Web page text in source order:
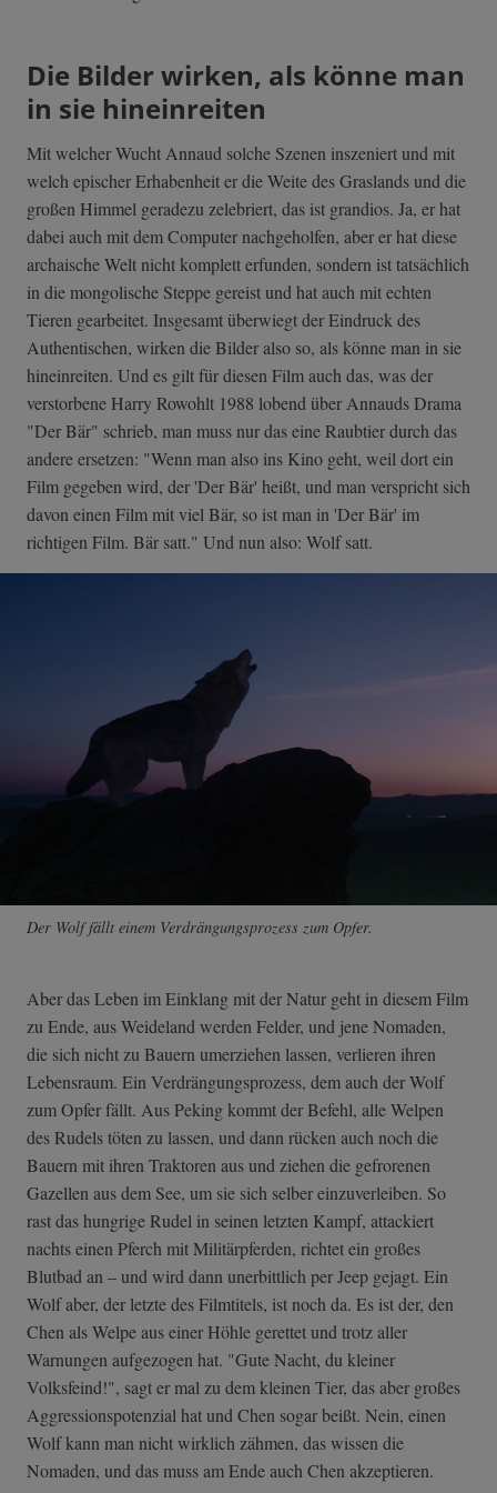
Die Bilder wirken, als könne man
in sie hineinreiten
Mit welcher Wucht Annaud solche Szenen inszeniert und mit
welch epischer Erhabenheit er die Weite des Graslands und die
großen Himmel geradezu zelebriert, das ist grandios. Ja, er hat
dabei auch mit dem Computer nachgeholfen, aber er hat diese
archaische Welt nicht komplett erfunden, sondern ist tatsächlich
in die mongolische Steppe gereist und hat auch mit echten
Tieren gearbeitet. Insgesamt überwiegt der Eindruck des
Authentischen, wirken die Bilder also so, als könne man in sie
hineinreiten. Und es gilt für diesen Film auch das, was der
verstorbene Harry Rowohlt 1988 lobend über Annauds Drama
"Der Bär" schrieb, man muss nur das eine Raubtier durch das
andere ersetzen: "Wenn man also ins Kino geht, weil dort ein
Film gegeben wird, der 'Der Bär' heißt, und man verspricht sich
davon einen Film mit viel Bär, so ist man in 'Der Bär' im
richtigen Film. Bär satt." Und nun also: Wolf satt.
Der Wolf fällt einem Verdrängungsprozess zum Opfer.
Aber das Leben im Einklang mit der Natur geht in diesem Film
zu Ende, aus Weideland werden Felder, und jene Nomaden,
die sich nicht zu Bauern umerziehen lassen, verlieren ihren
Lebensraum. Ein Verdrängungsprozess, dem auch der Wolf
zum Opfer fällt. Aus Peking kommt der Befehl, alle Welpen
des Rudels töten zu lassen, und dann rücken auch noch die
Bauern mit ihren Traktoren aus und ziehen die gefrorenen
Gazellen aus dem See, um sie sich selber einzuverleiben. So
rast das hungrige Rudel in seinen letzten Kampf, attackiert
nachts einen Pferch mit Militärpferden, richtet ein großes
Blutbad an – und wird dann unerbittlich per Jeep gejagt. Ein
Wolf aber, der letzte des Filmtitels, ist noch da. Es ist der, den
Chen als Welpe aus einer Höhle gerettet und trotz aller
Warnungen aufgezogen hat. "Gute Nacht, du kleiner
Volksfeind!", sagt er mal zu dem kleinen Tier, das aber großes
Aggressionspotenzial hat und Chen sogar beißt. Nein, einen
Wolf kann man nicht wirklich zähmen, das wissen die
Nomaden, und das muss am Ende auch Chen akzeptieren.